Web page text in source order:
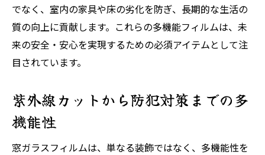
でなく、室内の家具や床の劣化を防ぎ、長期的な生活の
質の向上に貢献します。これらの多機能フィルムは、未
来の安全・安心を実現するための必須アイテムとして注
目されています。
紫外線カットから防犯対策までの多
機能性
窓ガラスフィルムは、単なる装飾ではなく、多機能性を